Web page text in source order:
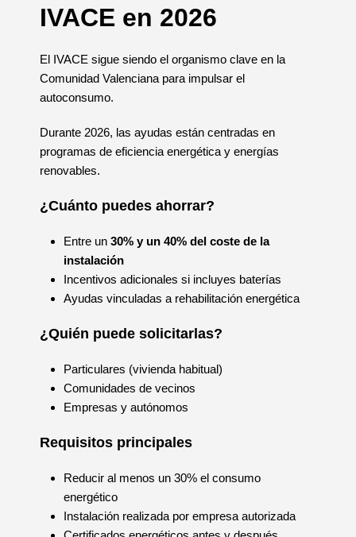
IVACE en 2026
El IVACE sigue siendo el organismo clave en la
Comunidad Valenciana para impulsar el
autoconsumo.
Durante 2026, las ayudas están centradas en
programas de eficiencia energética y energías
renovables.
¿Cuánto puedes ahorrar?
Entre un 30% y un 40% del coste de la
instalación
Incentivos adicionales si incluyes baterías
Ayudas vinculadas a rehabilitación energética
¿Quién puede solicitarlas?
Particulares (vivienda habitual)
Comunidades de vecinos
Empresas y autónomos
Requisitos principales
Reducir al menos un 30% el consumo
energético
Instalación realizada por empresa autorizada